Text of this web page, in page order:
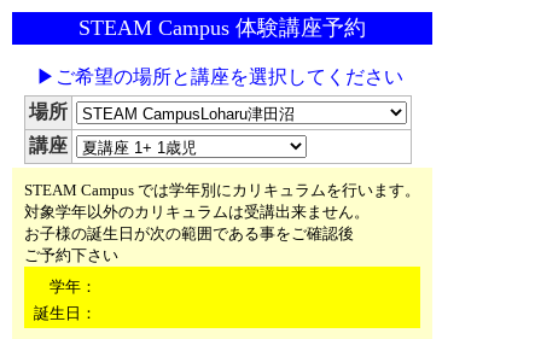
STEAM Campus 体験講座予約
▶ご希望の場所と講座を選択してください
場所
講座
STEAM Campus では学年別にカリキュラムを行います。
対象学年以外のカリキュラムは受講出来ません。
お子様の誕生日が次の範囲である事をご確認後
ご予約下さい
学年：
誕生日：